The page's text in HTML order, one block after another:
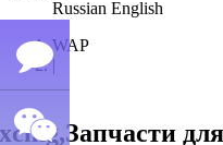
Russian English
WAP
|
Семён